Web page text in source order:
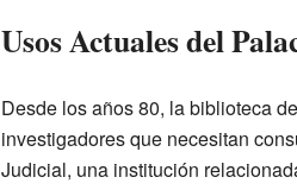
Usos Actuales del
Desde los años 80, la biblioteca
investigadores que necesitan
Judicial, una institución